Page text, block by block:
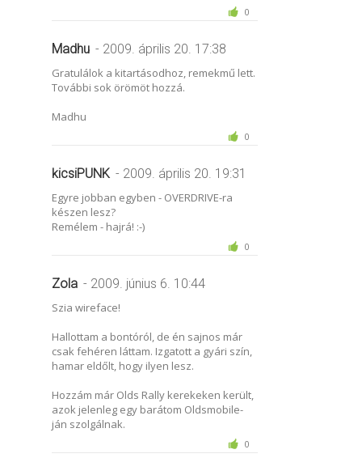
0
Madhu - 2009. április 20. 17:38
Gratulálok a kitartásodhoz, remekmű lett.
További sok örömöt hozzá.
Madhu
0
kicsiPUNK - 2009. április 20. 19:31
Egyre jobban egyben - OVERDRIVE-ra
készen lesz?
Remélem - hajrá! :-)
0
Zola - 2009. június 6. 10:44
Szia wireface!
Hallottam a bontóról, de én sajnos már
csak fehéren láttam. Izgatott a gyári szín,
hamar eldőlt, hogy ilyen lesz.
Hozzám már Olds Rally kerekeken került,
azok jelenleg egy barátom Oldsmobile-
ján szolgálnak.
0